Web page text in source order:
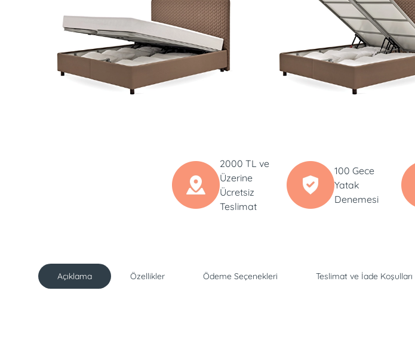
2000 TL ve
Üzerine
Ücretsiz
Teslimat
100 Gece
Yatak
Denemesi
Açıklama Özellikler Ödeme Seçenekleri Teslimat ve İade Koşulları